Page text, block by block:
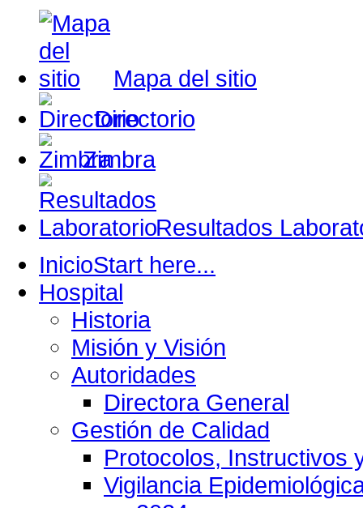
Mapa del sitio
Directorio
Zimbra
Resultados
InicioStart here...
Hospital
Historia
Misión y Visión
Autoridades
Directora General
Gestión de Calidad
Protocolos, Instructivos
Vigilancia